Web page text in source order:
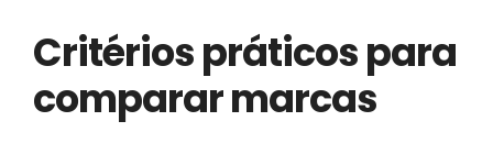
Critérios práticos para
comparar marcas